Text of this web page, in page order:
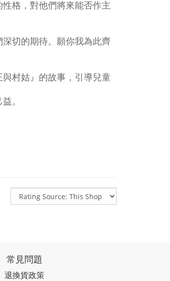
格，對他們將來能否作主
切的期待。願你我為此齊
村姑』的故事，引導兒童
。
常見問題
退換貨政策